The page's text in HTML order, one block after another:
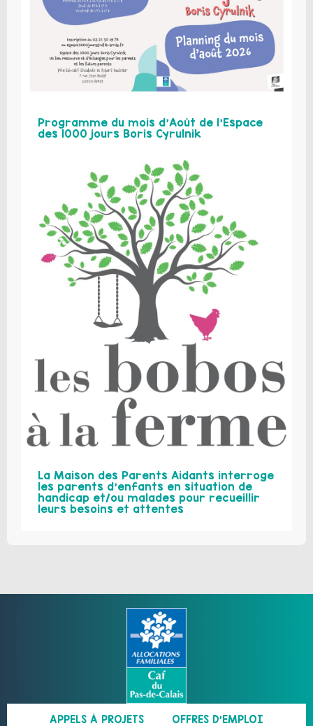
Programme du mois d’Août de l’Espace
des 1000 jours Boris Cyrulnik
La Maison des Parents Aidants interroge
les parents d’enfants en situation de
handicap et/ou malades pour recueillir
leurs besoins et attentes
APPELS À PROJETS OFFRES D’EMPLOI